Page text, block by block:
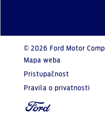
© 2026 Ford Motor
Mapa weba
Pristupačnost
Pravila o privatnosti